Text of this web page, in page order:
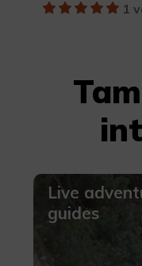
1
Live
guides